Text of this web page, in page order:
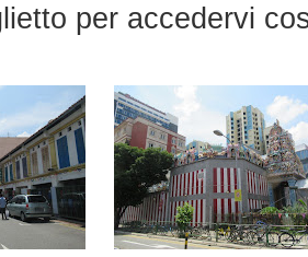
per accedervi